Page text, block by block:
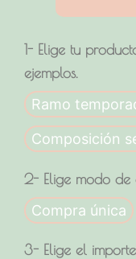
1- Elige tu
ejemplos.
Ramo
Composición
2- Elige modo de
Compra única
3- Elige el
¡¡Envía
tu
ramo
de
flores
frescas!!
cantidad